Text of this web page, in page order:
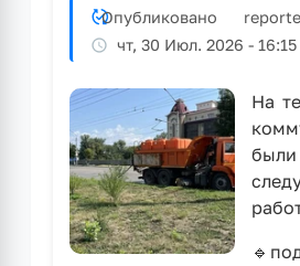
Опубликовано
чт, 30 Июл. 2026 - 16:15
На